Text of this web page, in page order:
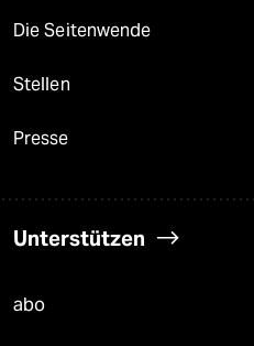
Die Seitenwende
Stellen
Presse
Unterstützen
abo